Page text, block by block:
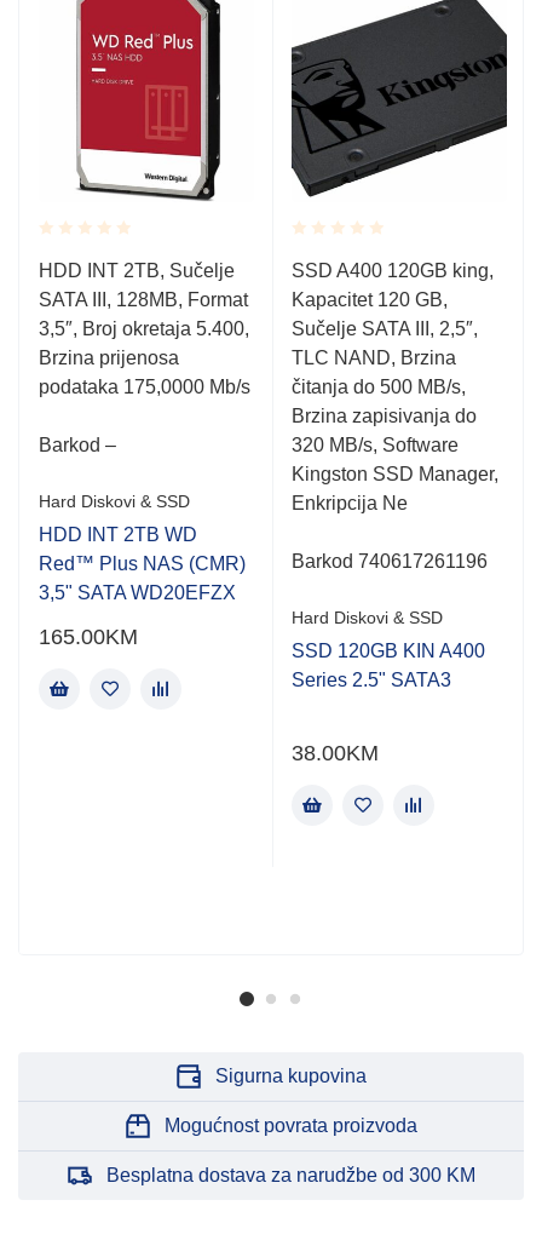
Rated
0.001
out
of
5
HDD INT 2TB, Sučelje
SATA III, 128MB, Format
3,5″, Broj okretaja 5.400,
Brzina prijenosa
podataka 175,0000 Mb/s
Barkod –
Hard Diskovi & SSD
HDD INT 2TB WD
Red™ Plus NAS (CMR)
3,5" SATA WD20EFZX
165.00KM
Rated
0.001
out
of
5
SSD A400 120GB king,
Kapacitet 120 GB,
Sučelje SATA III, 2,5″,
TLC NAND, Brzina
čitanja do 500 MB/s,
Brzina zapisivanja do
320 MB/s, Software
Kingston SSD Manager,
Enkripcija Ne
Barkod 740617261196
Hard Diskovi & SSD
SSD 120GB KIN A400
Series 2.5" SATA3
38.00KM
Sigurna kupovina
Mogućnost povrata proizvoda
Besplatna dostava za narudžbe od 300 KM